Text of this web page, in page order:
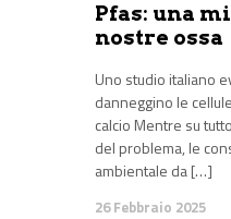
Pfas: una
nostre ossa
Uno studio italiano
danneggino le
calcio Mentre su
del problema, le
ambientale da […]
26 Febbraio 2025